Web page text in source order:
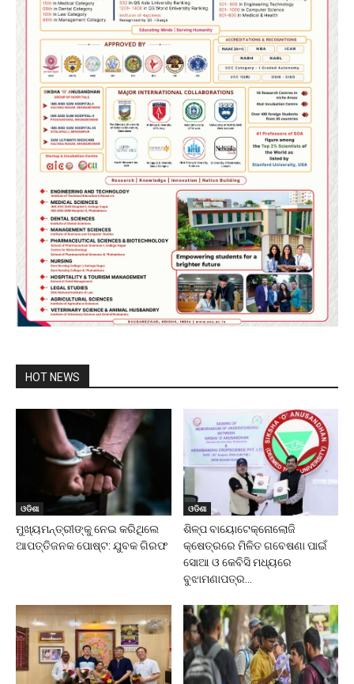
HOT NEWS
ଓଡିଶା
ମୁଖ୍ୟମନ୍ତ୍ରୀଙ୍କୁ ନେଇ କରିଥିଲେ
ଆପତ୍ତିଜନକ ପୋଷ୍ଟ: ଯୁବକ ଗିରଫ
ଓଡିଶା
ଶିଳ୍ପ ବାୟୋଟେକ୍ନୋଲୋଜି
କ୍ଷେତ୍ରରେ ମିଳିତ ଗବେଷଣା ପାଇଁ
ସୋଆ ଓ କେବିସି ମଧ୍ୟରେ
ବୁଝାମଣାପତ୍ର...